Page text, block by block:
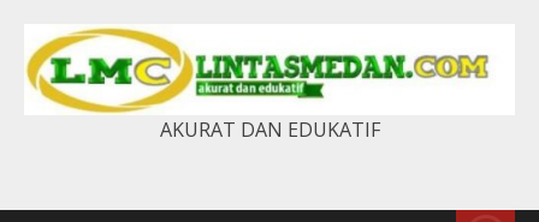
content
AKURAT DAN EDUKATIF